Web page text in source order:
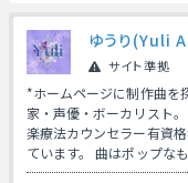
ゆうり(Yuli
サイト準拠
*ホームページに制作曲を
家・声優・ボーカリスト
楽療法カウンセラー有資
ています。 曲はポップな